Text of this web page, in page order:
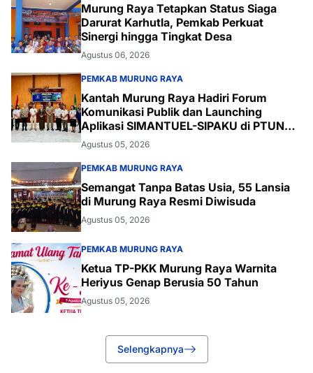
Murung Raya Tetapkan Status Siaga
Darurat Karhutla, Pemkab Perkuat
Sinergi hingga Tingkat Desa
Agustus 06, 2026
PEMKAB MURUNG RAYA
Kantah Murung Raya Hadiri Forum
Komunikasi Publik dan Launching
Aplikasi SIMANTUEL-SIPAKU di PTUN
Palangka Raya
Agustus 05, 2026
PEMKAB MURUNG RAYA
Semangat Tanpa Batas Usia, 55 Lansia
di Murung Raya Resmi Diwisuda
Agustus 05, 2026
PEMKAB MURUNG RAYA
Ketua TP-PKK Murung Raya Warnita
Heriyus Genap Berusia 50 Tahun
Agustus 05, 2026
Selengkapnya